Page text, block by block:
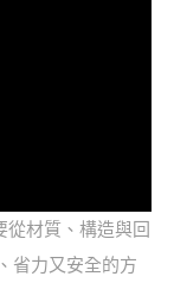
從材質、構造與回
省力又安全的方